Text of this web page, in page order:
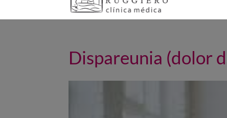
Dispareunia (dolor